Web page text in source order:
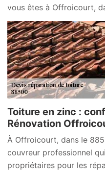
vous êtes à Offroicourt,
Toiture en zinc :
Rénovation
À Offroicourt, dans le
couvreur professionnel
propriétaires pour les